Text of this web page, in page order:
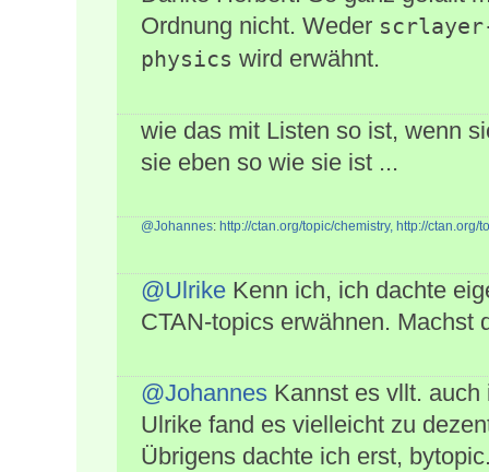
Ordnung nicht. Weder
physics wird erwähnt.
wie das mit Listen so ist, wenn
sie eben so wie sie ist ...
@Johannes: http://ctan.org/topic/chemistry, http://ctan.org/
@Ulrike Kenn ich, ich dachte
CTAN-topics erwähnen. Machst
@Johannes Kannst es vllt.
Ulrike fand es vielleicht zu
Übrigens dachte ich erst,